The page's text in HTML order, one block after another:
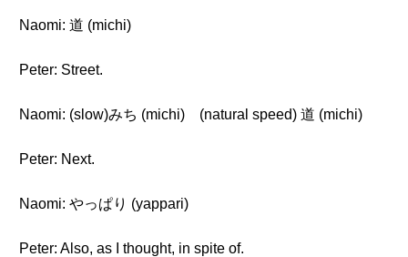
Naomi: 道 (michi)
Peter: Street.
Naomi: (slow)みち (michi) (natural speed) 道 (michi)
Peter: Next.
Naomi: やっぱり (yappari)
Peter: Also, as I thought, in spite of.